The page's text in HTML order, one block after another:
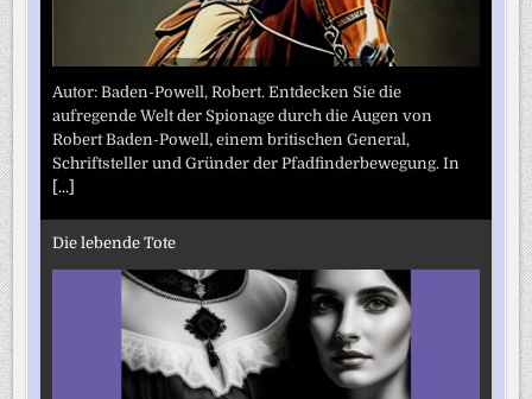
Autor: Baden-Powell, Robert. Entdecken Sie die
aufregende Welt der Spionage durch die Augen von
Robert Baden-Powell, einem britischen General,
Schriftsteller und Gründer der Pfadfinderbewegung. In
[...]
Die lebende Tote